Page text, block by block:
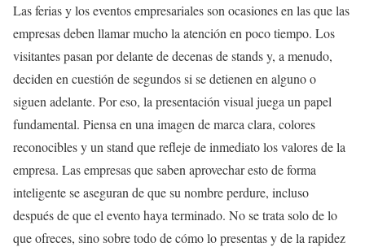
Las ferias y los eventos empresariales son ocasiones en las que las
empresas deben llamar mucho la atención en poco tiempo. Los
visitantes pasan por delante de decenas de stands y, a menudo,
deciden en cuestión de segundos si se detienen en alguno o
siguen adelante. Por eso, la presentación visual juega un papel
fundamental. Piensa en una imagen de marca clara, colores
reconocibles y un stand que refleje de inmediato los valores de la
empresa. Las empresas que saben aprovechar esto de forma
inteligente se aseguran de que su nombre perdure, incluso
después de que el evento haya terminado. No se trata solo de lo
que ofreces, sino sobre todo de cómo lo presentas y de la rapidez